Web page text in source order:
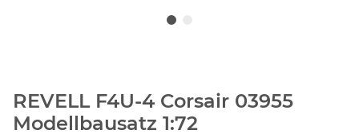
REVELL F4U-4 Corsair 03955
Modellbausatz 1:72